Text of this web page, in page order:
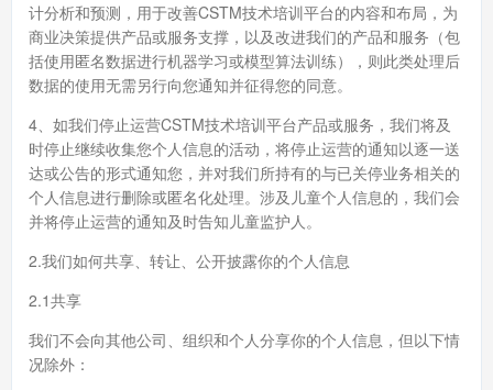
计分析和预测，用于改善CSTM技术培训平台的内容和布局，为
商业决策提供产品或服务支撑，以及改进我们的产品和服务（包
括使用匿名数据进行机器学习或模型算法训练），则此类处理后
数据的使用无需另行向您通知并征得您的同意。
4、如我们停止运营CSTM技术培训平台产品或服务，我们将及
时停止继续收集您个人信息的活动，将停止运营的通知以逐一送
达或公告的形式通知您，并对我们所持有的与已关停业务相关的
个人信息进行删除或匿名化处理。涉及儿童个人信息的，我们会
并将停止运营的通知及时告知儿童监护人。
2.我们如何共享、转让、公开披露你的个人信息
2.1共享
我们不会向其他公司、组织和个人分享你的个人信息，但以下情
况除外：